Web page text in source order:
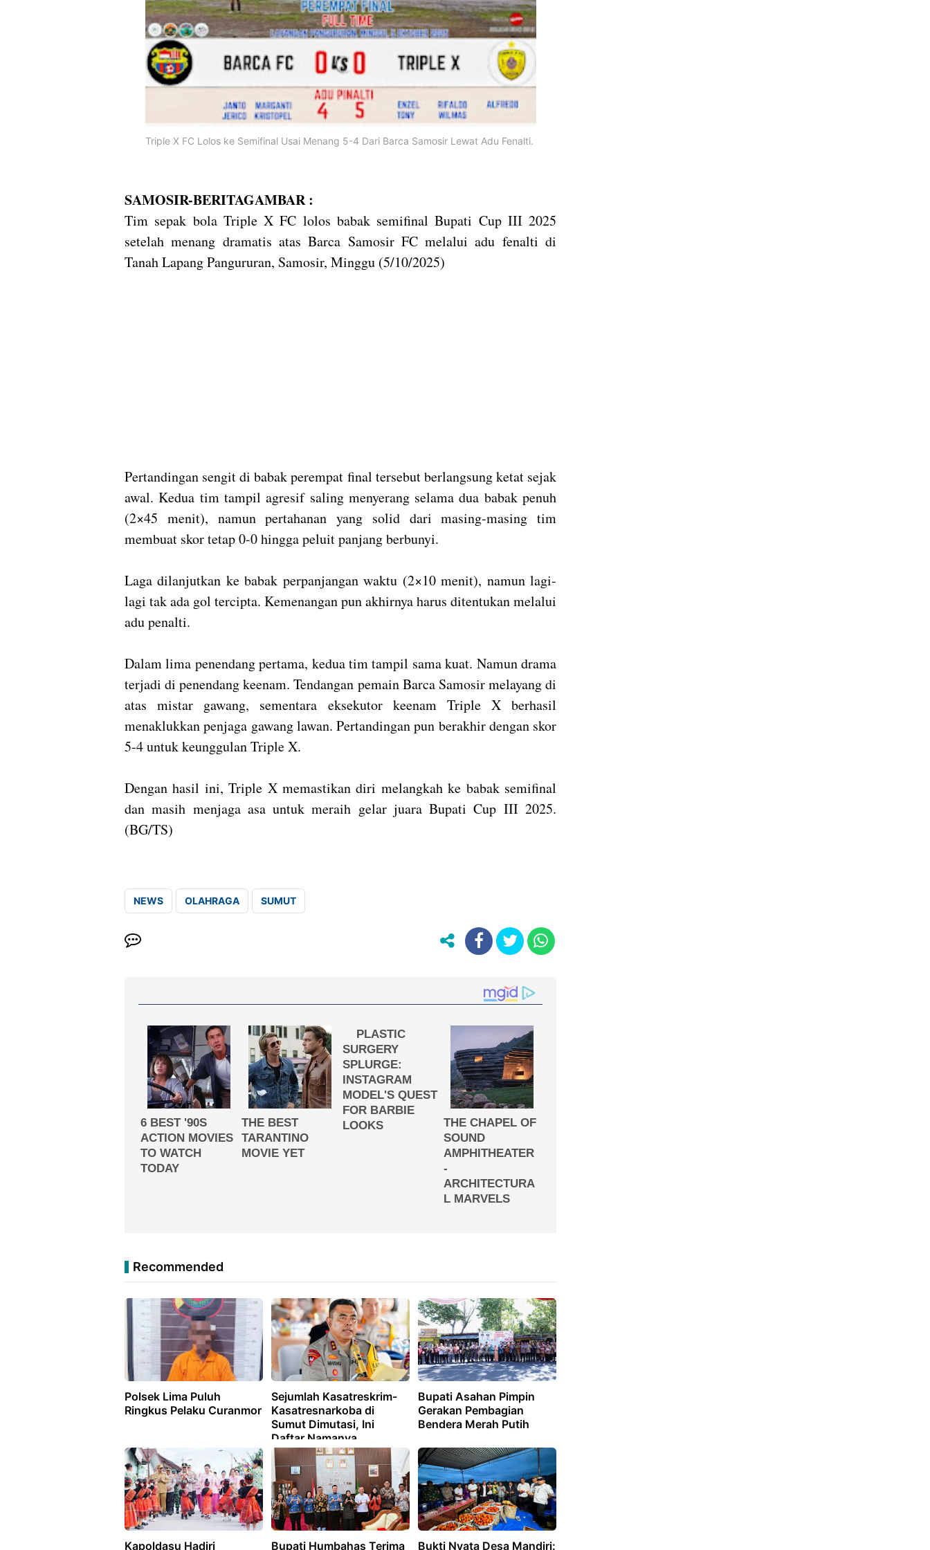
Triple X FC Lolos ke Semifinal Usai Menang 5-4 Dari Barca Samosir Lewat Adu Fenalti.
SAMOSIR-BERITAGAMBAR :
Tim sepak bola Triple X FC lolos babak semifinal Bupati Cup III 2025
setelah menang dramatis atas Barca Samosir FC melalui adu fenalti di
Tanah Lapang Pangururan, Samosir, Minggu (5/10/2025)
Pertandingan sengit di babak perempat final tersebut berlangsung ketat sejak
awal. Kedua tim tampil agresif saling menyerang selama dua babak penuh
(2×45 menit), namun pertahanan yang solid dari masing-masing tim
membuat skor tetap 0-0 hingga peluit panjang berbunyi.
Laga dilanjutkan ke babak perpanjangan waktu (2×10 menit), namun lagi-
lagi tak ada gol tercipta. Kemenangan pun akhirnya harus ditentukan melalui
adu penalti.
Dalam lima penendang pertama, kedua tim tampil sama kuat. Namun drama
terjadi di penendang keenam. Tendangan pemain Barca Samosir melayang di
atas mistar gawang, sementara eksekutor keenam Triple X berhasil
menaklukkan penjaga gawang lawan. Pertandingan pun berakhir dengan skor
5-4 untuk keunggulan Triple X.
Dengan hasil ini, Triple X memastikan diri melangkah ke babak semifinal
dan masih menjaga asa untuk meraih gelar juara Bupati Cup III 2025.
(BG/TS)
NEWS OLAHRAGA SUMUT
Recommended
Polsek Lima Puluh
Ringkus Pelaku Curanmor
Sejumlah Kasatreskrim-
Kasatresnarkoba di
Sumut Dimutasi, Ini
Daftar Namanya
Bupati Asahan Pimpin
Gerakan Pembagian
Bendera Merah Putih
Kapoldasu Hadiri
Bupati Humbahas Terima
Bukti Nyata Desa Mandiri: